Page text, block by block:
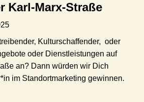
Karl-Marx-Straße
Kulturschaffender, oder
oder Dienstleistungen auf
an? Dann würden wir Dich
im Standortmarketing gewinnen.